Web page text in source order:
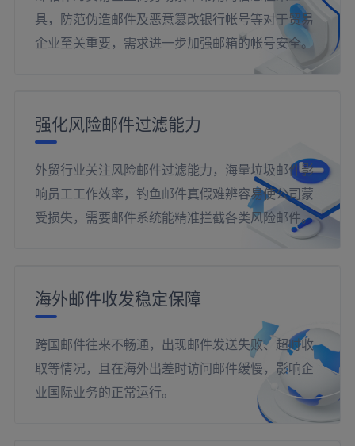
具，防范伪造邮件及恶意篡改银行帐号等对于贸易
企业至关重要，需求进一步加强邮箱的帐号安全。
强化风险邮件过滤能力
外贸行业关注风险邮件过滤能力，海量垃圾邮件影
响员工工作效率，钓鱼邮件真假难辨容易使公司蒙
受损失，需要邮件系统能精准拦截各类风险邮件。
海外邮件收发稳定保障
跨国邮件往来不畅通，出现邮件发送失败、超时收
取等情况，且在海外出差时访问邮件缓慢，影响企
业国际业务的正常运行。